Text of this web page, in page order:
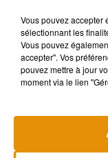
Musique
Vous pouvez accepter
sélectionnant les
Vous pouvez
accepter". Vos
pouvez mettre à jour
moment via le lien